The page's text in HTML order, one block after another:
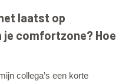
laatst op
comfortzone? Hoe
collega’s een korte